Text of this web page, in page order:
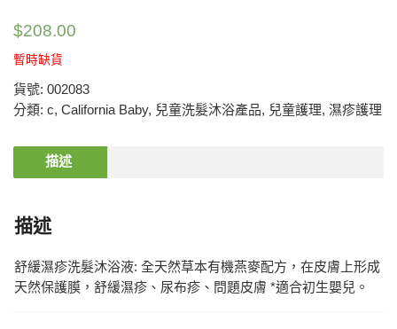
$208.00
暫時缺貨
貨號: 002083
分類: c, California Baby, 兒童洗髮沐浴產品, 兒童護理, 濕疹護理
描述
描述
舒緩濕疹洗髮沐浴液: 全天然草本有機燕麥配方，在皮膚上形成
天然保護膜，舒緩濕疹、尿布疹、問題皮膚 *適合初生嬰兒。